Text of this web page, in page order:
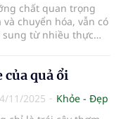
chất quan trọng
và chuyển hóa, vẫn có
từ nhiều thực
phần rau xanh trong
quả ổi
11/2025
Khỏe - Đẹp